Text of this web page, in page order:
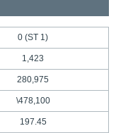
0 (ST 1)
1,423
280,975
\478,100
197.45